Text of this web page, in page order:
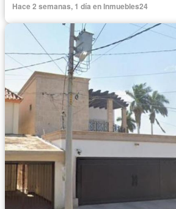
Hace 2 semanas, 1 día en Inmuebles24